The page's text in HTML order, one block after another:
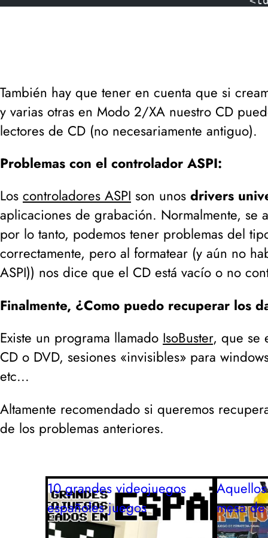
También hay que tener en cuenta que si
y varias otras en Modo 2/XA nuestro CD
lectores de CD (no necesariamente antiguo).
Problemas con el controlador ASPI:
Los controladores ASPI son unos drivers
aplicaciones de grabación. Normalmente, se
por lo tanto, podemos tener problemas del
correctamente, pero al formatear (y aún no
ASPI)) nos dice que el CD está vacío o no
Finalmente, ¿Como puedo recuperar los
Existe un programa llamado IsoBuster, que se
CD o DVD, sesiones «invisibles» para
etc...
Altamente recomendado si queremos
de los problemas anteriores.
10 grandes videojuegos
españoles juegos
mesa